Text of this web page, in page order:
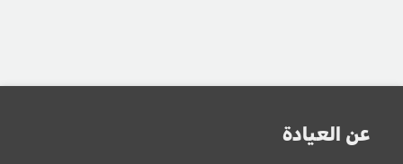
عن العيادة